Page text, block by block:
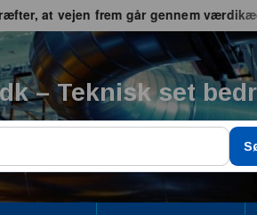
at vejen frem går gennem værdikæden
– Teknisk set